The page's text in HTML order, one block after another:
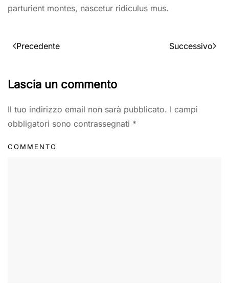
parturient montes, nascetur ridiculus mus.
Precedente Successivo
Lascia un commento
Il tuo indirizzo email non sarà pubblicato. I campi
obbligatori sono contrassegnati *
COMMENTO